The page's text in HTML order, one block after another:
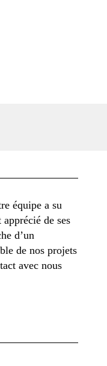
équipe a su
de ses
d’un
de nos projets
avec nous